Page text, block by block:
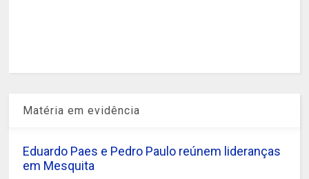
Matéria em evidência
Eduardo Paes e Pedro Paulo reúnem lideranças
em Mesquita